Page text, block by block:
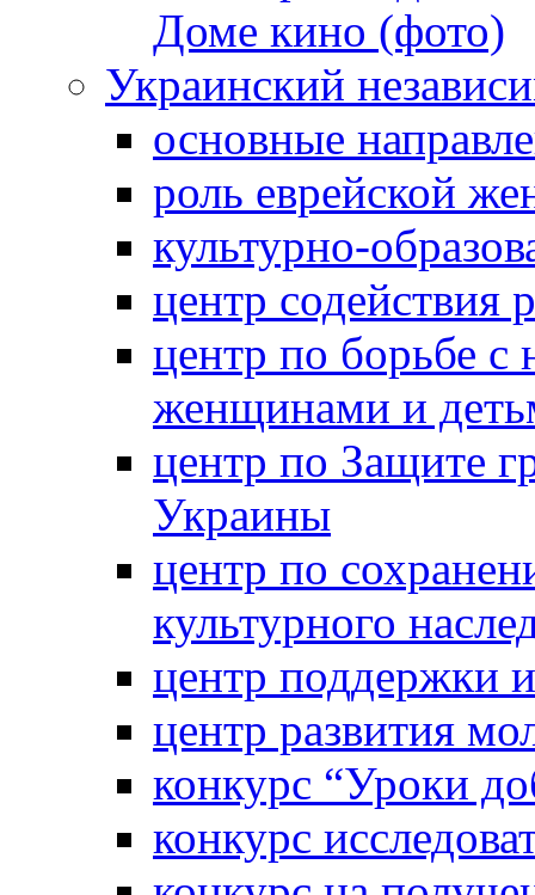
Доме кино (фото)
Украинский
основные
роль еврейской
культурно-
центр содействия
центр по борьбе с
женщинами и
центр по Защите
Украины
центр по
культурного
центр поддержки
центр развития
конкурс “Уроки
конкурс